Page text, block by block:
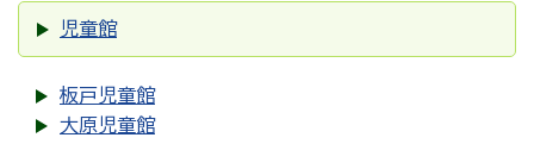
児童館
板戸児童館
大原児童館